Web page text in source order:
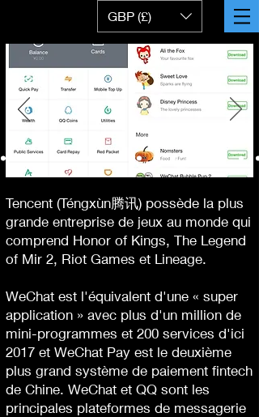
GBP (£)
Tencent (Téngxùn腾讯) possède la plus
grande entreprise de jeux au monde qui
comprend Honor of Kings, The Legend
of Mir 2, Riot Games et Lineage.
WeChat est l'équivalent d'une « super
application » avec plus d'un million de
mini-programmes et 200 services d'ici
2017 et WeChat Pay est le deuxième
plus grand système de paiement fintech
de Chine. WeChat et QQ sont les
principales plateformes de messagerie